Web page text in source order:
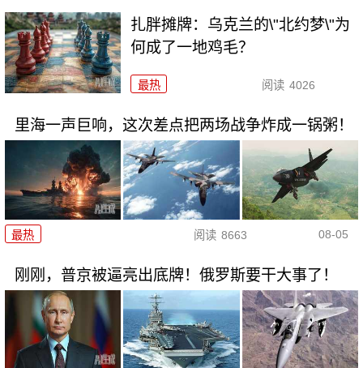
扎胖摊牌：乌克兰的\"北约梦\"为
何成了一地鸡毛？
最热 阅读 4026
里海一声巨响，这次差点把两场战争炸成一锅粥！
最热 阅读 8663 08-05
刚刚，普京被逼亮出底牌！俄罗斯要干大事了！